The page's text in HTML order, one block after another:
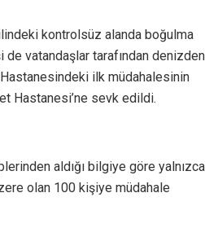
kontrolsüz alanda boğulma
vatandaşlar tarafından denizden
Hastanesindeki ilk müdahalesinin
Hastanesi’ne sevk edildi.
aldığı bilgiye göre yalnızca
olan 100 kişiye müdahale